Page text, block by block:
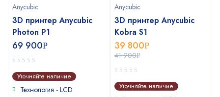
Anycubic
3D принтер Anycubic
Photon P1
69 900Р
0
out
of
Уточняйте наличие
Технология - LCD
Anycubic
3D принтер Anycubic
Kobra S1
41 900Р
39 800Р
0
outУточняйте наличие